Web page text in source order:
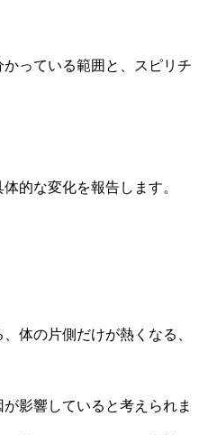
っている範囲と、スピリチ
的な変化を報告します。
体の片側だけが熱くなる、
影響していると考えられま